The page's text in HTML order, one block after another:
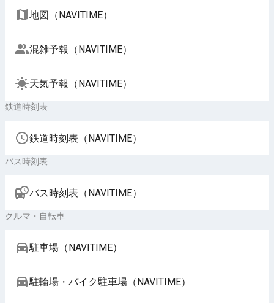
地図（NAVITIME）
混雑予報（NAVITIME）
天気予報（NAVITIME）
鉄道時刻表
鉄道時刻表（NAVITIME）
バス時刻表
バス時刻表（NAVITIME）
クルマ・自転車
駐車場（NAVITIME）
駐輪場・バイク駐車場（NAVITIME）